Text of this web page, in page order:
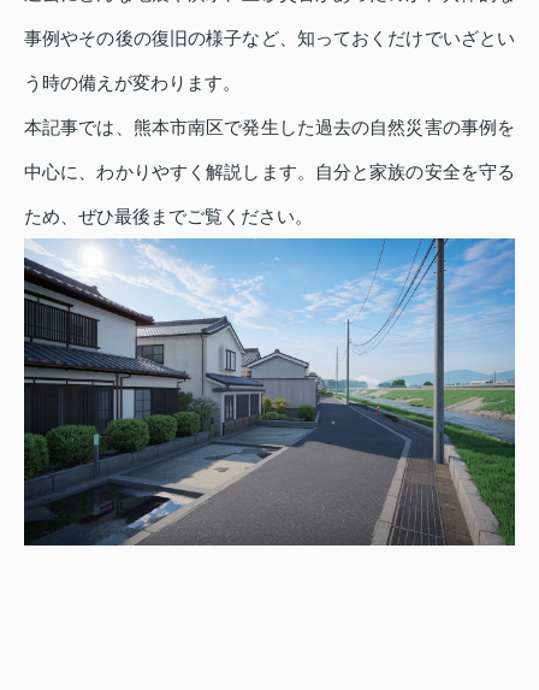
事例やその後の復旧の様子など、知っておくだけでいざとい
う時の備えが変わります。
本記事では、熊本市南区で発生した過去の自然災害の事例を
中心に、わかりやすく解説します。自分と家族の安全を守る
ため、ぜひ最後までご覧ください。